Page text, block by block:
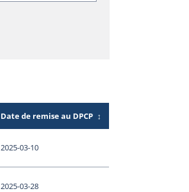
Date de remise au DPCP ↕
2025-03-10
2025-03-28